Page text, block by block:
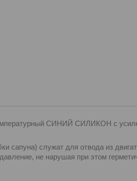
СИНИЙ СИЛИКОН с
сапуна) служат для отвода из
не нарушая при этом